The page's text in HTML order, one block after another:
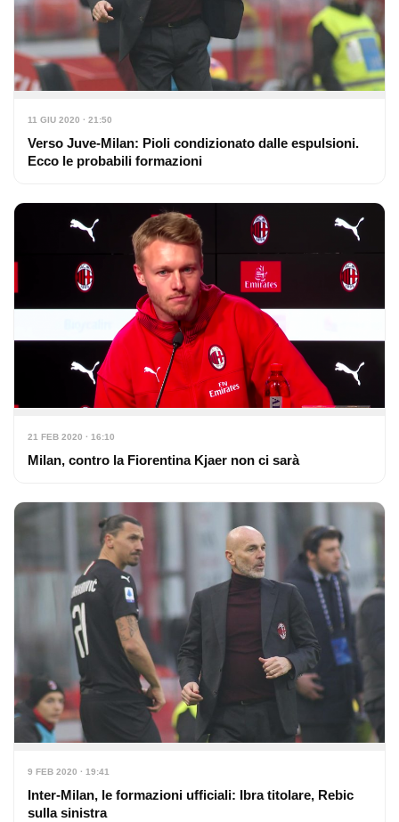
11 GIU 2020 · 21:50
Verso Juve-Milan: Pioli condizionato dalle espulsioni.
Ecco le probabili formazioni
21 FEB 2020 · 16:10
Milan, contro la Fiorentina Kjaer non ci sarà
9 FEB 2020 · 19:41
Inter-Milan, le formazioni ufficiali: Ibra titolare, Rebic
sulla sinistra